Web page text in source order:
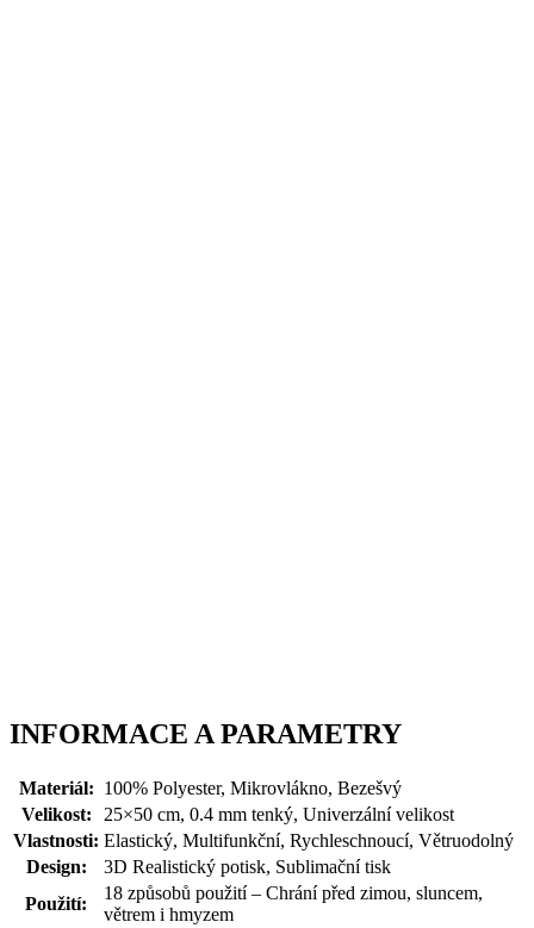
INFORMACE A PARAMETRY
Materiál: 100% Polyester, Mikrovlákno, Bezešvý
Velikost:
25×50 cm, 0.4 mm tenký, Univerzální velikost
Vlastnosti: Elastický, Multifunkční, Rychleschnoucí, Větruodolný
Design:
3D Realistický potisk, Sublimační tisk
Použití:
18 způsobů použití – Chrání před zimou, sluncem,
větrem i hmyzem